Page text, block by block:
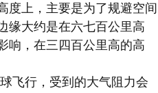
度上，主要是为了规避空间
缘大约是在六七百公里高
响，在三四百公里高的高
飞行，受到的大气阻力会